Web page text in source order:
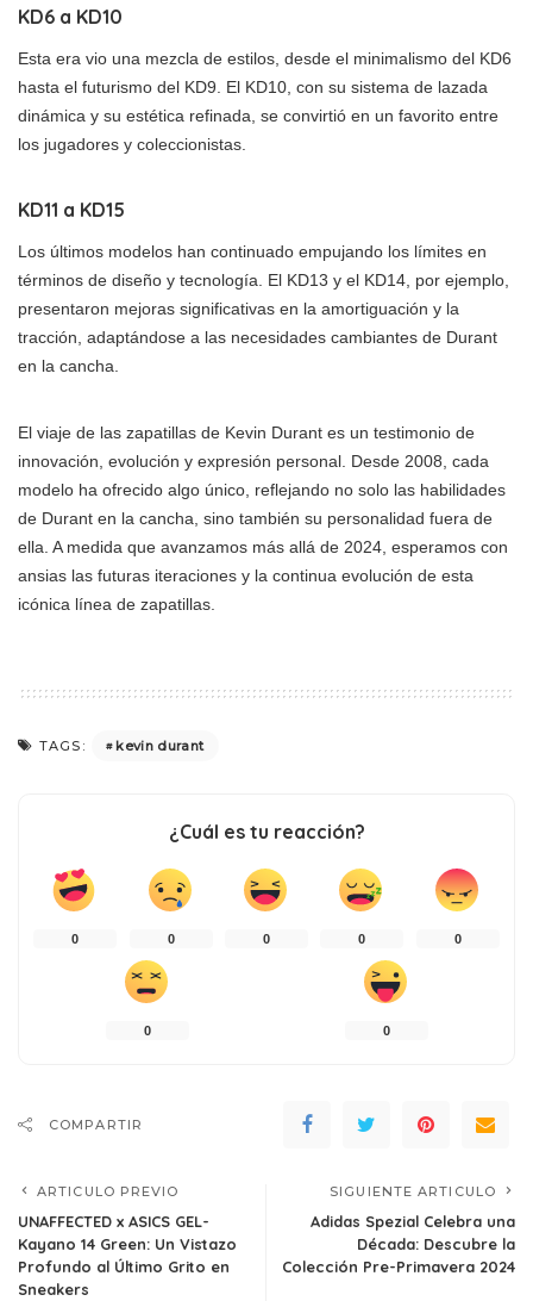
KD6 a KD10
Esta era vio una mezcla de estilos, desde el minimalismo del KD6
hasta el futurismo del KD9. El KD10, con su sistema de lazada
dinámica y su estética refinada, se convirtió en un favorito entre
los jugadores y coleccionistas.
KD11 a KD15
Los últimos modelos han continuado empujando los límites en
términos de diseño y tecnología. El KD13 y el KD14, por ejemplo,
presentaron mejoras significativas en la amortiguación y la
tracción, adaptándose a las necesidades cambiantes de Durant
en la cancha.
El viaje de las zapatillas de Kevin Durant es un testimonio de
innovación, evolución y expresión personal. Desde 2008, cada
modelo ha ofrecido algo único, reflejando no solo las habilidades
de Durant en la cancha, sino también su personalidad fuera de
ella. A medida que avanzamos más allá de 2024, esperamos con
ansias las futuras iteraciones y la continua evolución de esta
icónica línea de zapatillas.
TAGS: kevin durant
¿Cuál es tu reacción?
0 0 0 0 0
0 0
COMPARTIR
ARTICULO PREVIO
UNAFFECTED x ASICS GEL-
Kayano 14 Green: Un Vistazo
Profundo al Último Grito en
Sneakers
SIGUIENTE ARTICULO
Adidas Spezial Celebra una
Década: Descubre la
Colección Pre-Primavera 2024